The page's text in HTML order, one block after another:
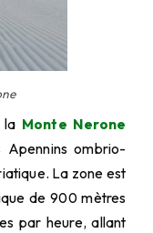
la Monte Nerone
ombrio-
La zone est
de 900 mètres
par heure, allant